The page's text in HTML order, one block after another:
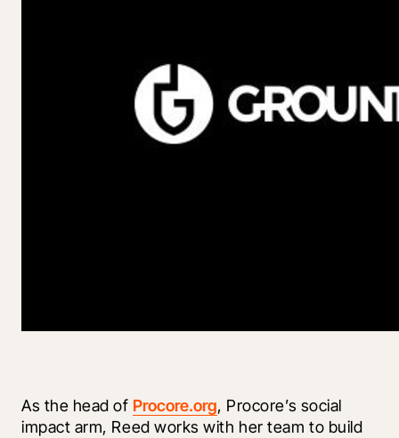
As the head of Procore.org, Procore’s social
impact arm, Reed works with her team to build